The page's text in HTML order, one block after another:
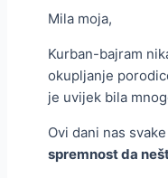
Mila moja,
Kurban-bajram
okupljanje
je uvijek bila
Ovi dani nas
spremnost da